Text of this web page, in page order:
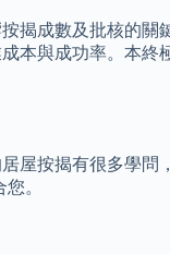
揭成數及批核的關
本與成功率。本終
屋按揭有很多學問
。